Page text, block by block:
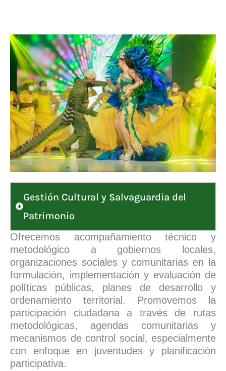
Gestión Cultural y Salvaguardia del
Patrimonio
Ofrecemos acompañamiento técnico y
metodológico a gobiernos locales,
organizaciones sociales y comunitarias en la
formulación, implementación y evaluación de
políticas públicas, planes de desarrollo y
ordenamiento territorial. Promovemos la
participación ciudadana a través de rutas
metodológicas, agendas comunitarias y
mecanismos de control social, especialmente
con enfoque en juventudes y planificación
participativa.